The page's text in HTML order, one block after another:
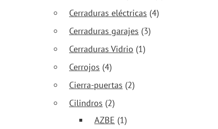
Cerraduras eléctricas (4)
Cerraduras garajes (3)
Cerraduras Vidrio (1)
Cerrojos (4)
Cierra-puertas (2)
Cilindros (2)
AZBE (1)